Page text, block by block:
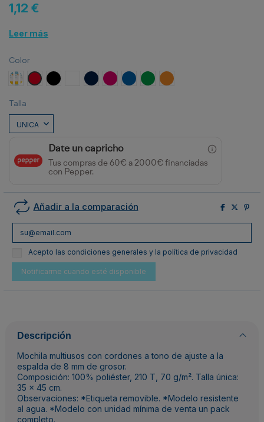
1,12 €
Leer más
Color
AmarilloRojo Negro Blanco MARINOROSETON
ROYAL VERDE HELECHO
NARANJA
Talla
Date un capricho
Tus compras de 60€ a 2000€ financiadas
con Pepper.
Añadir a la comparación
Acepto las condiciones generales y la política de privacidad
Descripción
Mochila multiusos con cordones a tono de ajuste a la
espalda de 8 mm de grosor.
Composición: 100% poliéster, 210 T, 70 g/m². Talla única:
35 x 45 cm.
Observaciones: *Etiqueta removible. *Modelo resistente
al agua. *Modelo con unidad mínima de venta un pack
completo.